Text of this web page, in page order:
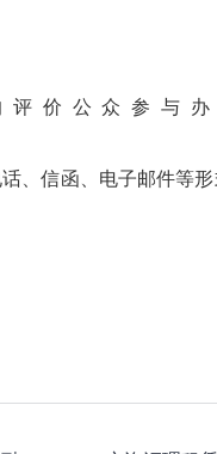
价公众参与
、信函、电子邮件等